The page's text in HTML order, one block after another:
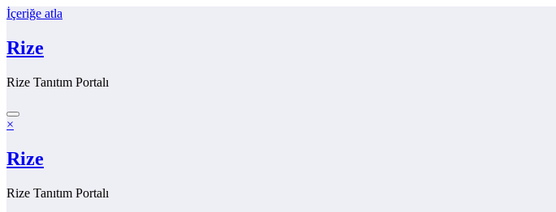
İçeriğe atla
Rize
Rize Tanıtım Portalı
×
Rize
Rize Tanıtım Portalı